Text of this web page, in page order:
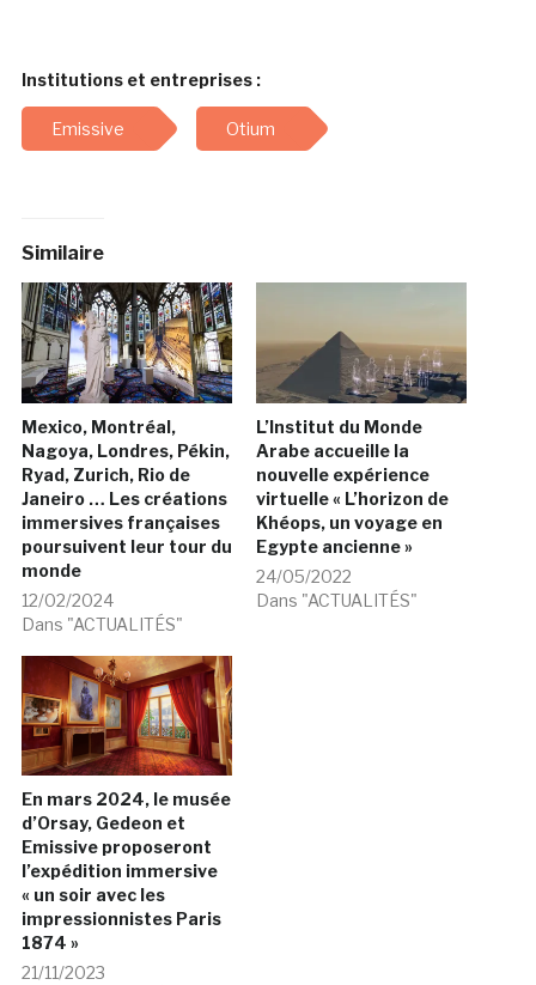
Institutions et entreprises :
Emissive Otium
Similaire
Mexico, Montréal,
Nagoya, Londres, Pékin,
Ryad, Zurich, Rio de
Janeiro … Les créations
immersives françaises
poursuivent leur tour du
monde
12/02/2024
Dans "ACTUALITÉS"
L’Institut du Monde
Arabe accueille la
nouvelle expérience
virtuelle « L’horizon de
Khéops, un voyage en
Egypte ancienne »
24/05/2022
Dans "ACTUALITÉS"
En mars 2024, le musée
d’Orsay, Gedeon et
Emissive proposeront
l’expédition immersive
« un soir avec les
impressionnistes Paris
1874 »
21/11/2023